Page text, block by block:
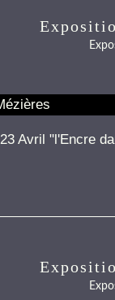
Avril "l'Encre